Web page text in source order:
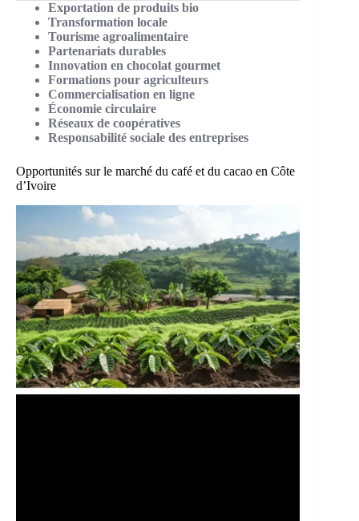
Exportation de produits bio
Transformation locale
Tourisme agroalimentaire
Partenariats durables
Innovation en chocolat gourmet
Formations pour agriculteurs
Commercialisation en ligne
Économie circulaire
Réseaux de coopératives
Responsabilité sociale des entreprises
Opportunités sur le marché du café et du cacao en Côte
d’Ivoire